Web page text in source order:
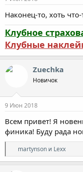
Наконец-то, хоть
Клубное
Клубные
Zuechka
Новичок
9 Июн 2018
Всем привет! Я
финика! Буду рада
Р
е
а
martynson и Lexx